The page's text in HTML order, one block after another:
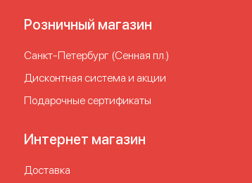
Розничный магазин
Cанкт-Петербург (Сенная пл.)
Дисконтная система и акции
Подарочные сертификаты
Интернет магазин
Доставка